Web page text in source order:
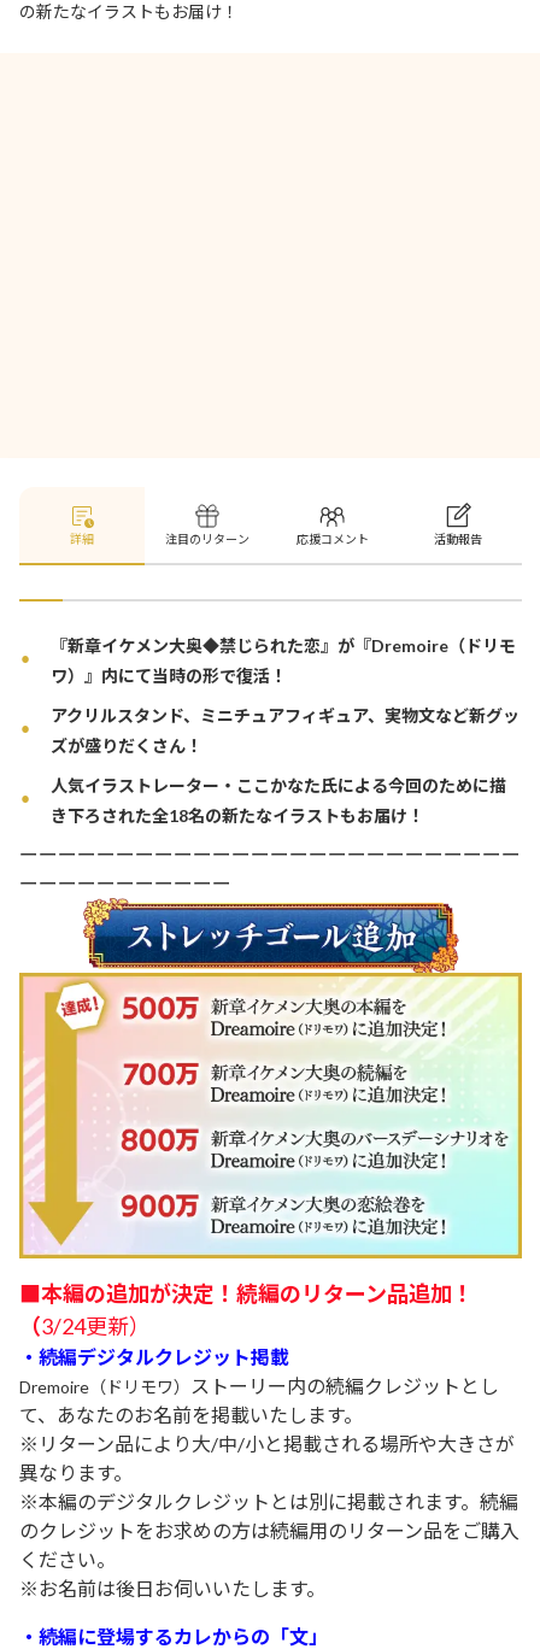
の新たなイラストもお届け！
詳細 注目のリターン 応援コメント 活動報告
『新章イケメン大奥◆禁じられた恋』が『Dremoire（ドリモ
ワ）』内にて当時の形で復活！
アクリルスタンド、ミニチュアフィギュア、実物文など新グッ
ズが盛りだくさん！
人気イラストレーター・ここかなた氏による今回のために描
き下ろされた全18名の新たなイラストもお届け！
ーーーーーーーーーーーーーーーーーーーーーーーーーー
ーーーーーーーーーーー
■本編の追加が決定！続編のリターン品追加！
（3/24更新）
・続編デジタルクレジット掲載
Dremoire（ドリモワ）
ストーリー内の続編クレジットとし
て、あなたのお名前を掲載いたします。
※リターン品により大/中/小と掲載される場所や大きさが
異なります。
※本編のデジタルクレジットとは別に掲載されます。続編
のクレジットをお求めの方は続編用のリターン品をご購入
ください。
※お名前は後日お伺いいたします。
・続編に登場するカレからの「文」